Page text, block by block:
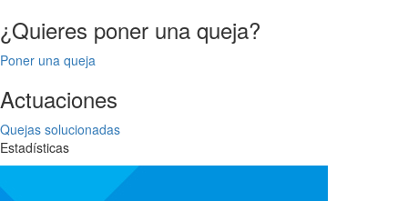
¿Quieres poner una queja?
Poner una queja
Actuaciones
Quejas solucionadas
Estadísticas